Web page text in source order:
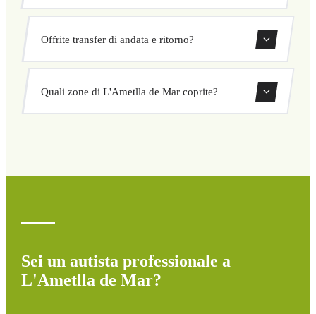
fisso.
prezzo fisso concordato prima della partenza. Nessun costo
nascosto né sorprese. Consulta il tuo prezzo subito nel
Offrite transfer di andata e ritorno?
ritorno direttamente dal nostro sistema di prenotazione.
Quali zone di L'Ametlla de Mar coprite?
Sei un autista professionale a
L'Ametlla de Mar?